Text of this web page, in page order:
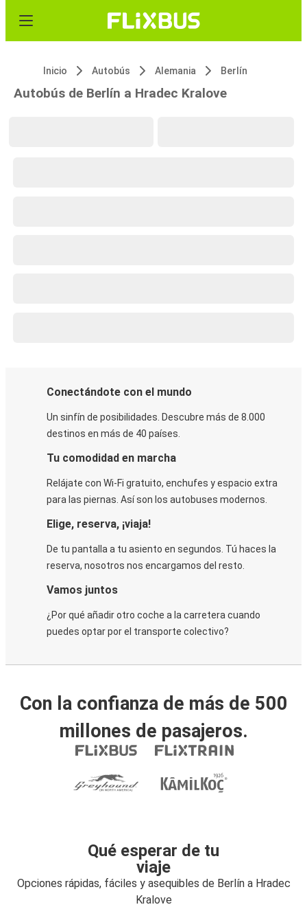
Inicio Autobús Alemania Berlín
Autobús de Berlín a Hradec Kralove
Conectándote con el mundo
Un sinfín de posibilidades. Descubre más de 8.000
destinos en más de 40 países.
Tu comodidad en marcha
Relájate con Wi-Fi gratuito, enchufes y espacio extra
para las piernas. Así son los autobuses modernos.
Elige, reserva, ¡viaja!
De tu pantalla a tu asiento en segundos. Tú haces la
reserva, nosotros nos encargamos del resto.
Vamos juntos
¿Por qué añadir otro coche a la carretera cuando
puedes optar por el transporte colectivo?
Con la confianza de más de 500
millones de pasajeros.
Qué esperar de tu
viaje
Opciones rápidas, fáciles y asequibles de Berlín a Hradec
Kralove